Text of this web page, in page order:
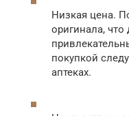
Низкая цена.
оригинала, что
покупкой
аптеках.